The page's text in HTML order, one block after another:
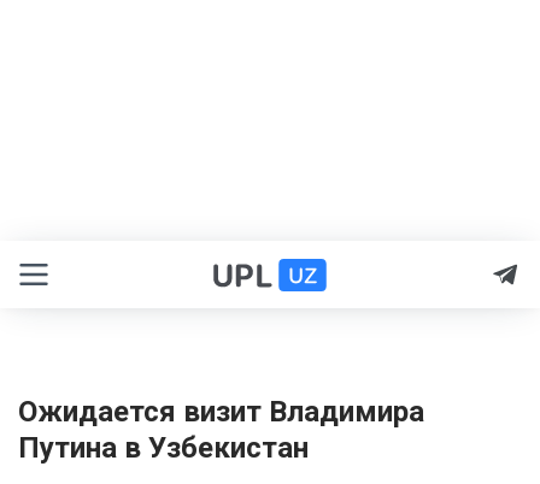
Ожидается визит Владимира
Путина в Узбекистан